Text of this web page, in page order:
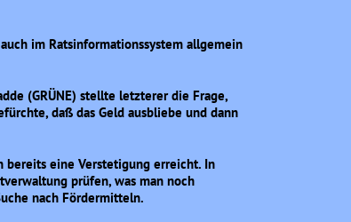
im Ratsinformationssystem allgemein
(GRÜNE) stellte letzterer die Frage,
daß das Geld ausbliebe und dann
bereits eine Verstetigung erreicht. In
prüfen, was man noch
nach Fördermitteln.